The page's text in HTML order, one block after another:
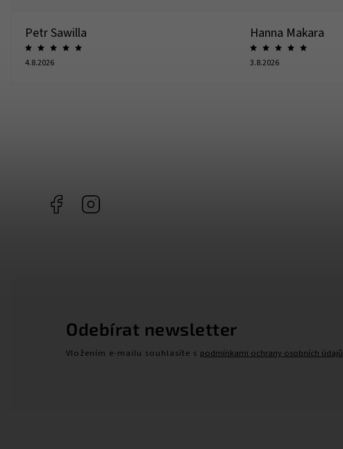
Petr Sawilla
4.8.2026
Hanna Makara
3.8.2026
Facebook
Odebírat newsletter
Vložením e-mailu souhlasíte s podmínkami ochrany osobních údajů